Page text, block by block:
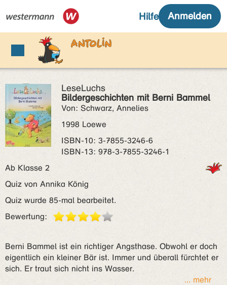
LeseLuchs
Bildergeschichten mit Berni Bammel
Von: Schwarz, Annelies
1998 Loewe
ISBN‑10: 3-7855-3246-6
ISBN‑13: 978-3-7855-3246-1
Ab Klasse 2
Quiz von Annika König
Quiz wurde 85-mal bearbeitet.
Bewertung:
Berni Bammel ist ein richtiger Angsthase. Obwohl er doch
eigentlich ein kleiner Bär ist. Immer und überall fürchtet er
sich. Er traut sich nicht ins Wasser.
... mehr